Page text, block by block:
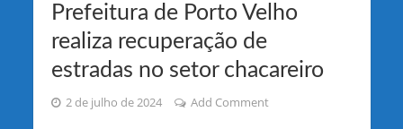
Prefeitura de Porto Velho
realiza recuperação de
estradas no setor chacareiro
2 de julho de 2024 Add Comment